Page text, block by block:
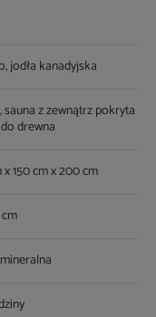
jodła kanadyjska
sauna z zewnątrz pokryta
drewna
x 150 cm x 200 cm